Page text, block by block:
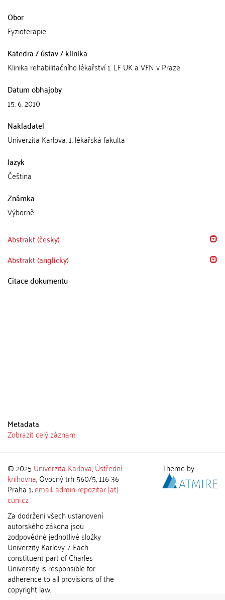
Obor
Fyzioterapie
Katedra / ústav / klinika
Klinika rehabilitačního lékařství 1. LF UK a VFN v Praze
Datum obhajoby
15. 6. 2010
Nakladatel
Univerzita Karlova. 1. lékařská fakulta
Jazyk
Čeština
Známka
Výborně
Abstrakt (česky)
Abstrakt (anglicky)
Citace dokumentu
Metadata
Zobrazit celý záznam
© 2025 Univerzita Karlova,Ústřední
knihovna, Ovocný trh 560/5, 116 36
Praha 1;email: admin-repozitar [at]
cuni.cz
Za dodržení všech ustanovení
autorského zákona jsou
zodpovědné jednotlivé složky
Univerzity Karlovy. / Each
constituent part of Charles
University is responsible for
adherence to all provisions of the
copyright law.
Theme by